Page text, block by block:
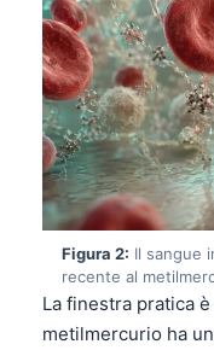
Figura 2: Il sangue
recente al
La finestra pratica
metilmercurio ha